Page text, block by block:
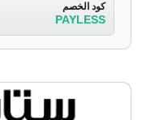
كود الخصم
PAYLESS